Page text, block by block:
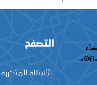
التصفح
الأسئلة المتكررة